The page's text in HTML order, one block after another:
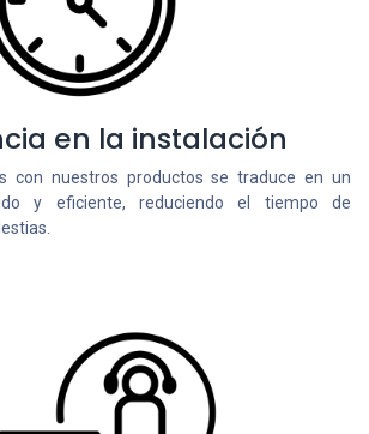
en la instalación
con nuestros productos se traduce en un
y eficiente, reduciendo el tiempo de